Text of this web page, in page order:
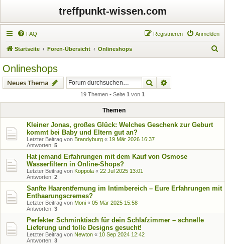
treffpunkt-wissen.com
FAQ Anmelden
Registrieren
Startseite Foren-Übersicht Onlineshops
Onlineshops
Neues Thema Suche
19 Themen • Seite 1 von 1
Themen
Kleiner Jonas, großes Glück: Welches Geschenk zur Geburt
kommt bei Baby und Eltern gut an?
Letzter Beitrag von Brandyburg « 19 Mär 2026 16:37
Antworten: 5
Hat jemand Erfahrungen mit dem Kauf von Osmose
Wasserfiltern in Online-Shops?
Letzter Beitrag von Koppola « 22 Jul 2025 13:01
Antworten: 2
Sanfte Haarentfernung im Intimbereich – Eure Erfahrungen mit
Enthaarungscremes?
Letzter Beitrag von Moni « 05 Mär 2025 15:58
Antworten: 3
Perfekter Schminktisch für dein Schlafzimmer – schnelle
Lieferung und tolle Designs gesucht!
Letzter Beitrag von Newton « 10 Sep 2024 12:42
Antworten: 3